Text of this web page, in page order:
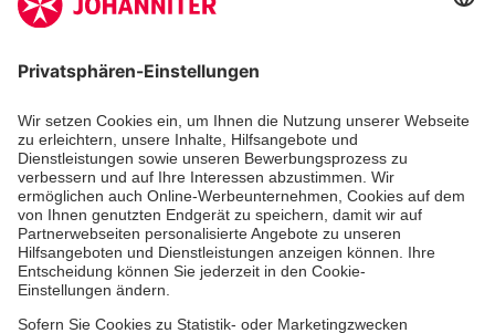
Aus- & Fortbildung
Erste-Hilfe-Kurse
Jobs & Ehrenamt
Freiwilligendienst
Spendenprojekte